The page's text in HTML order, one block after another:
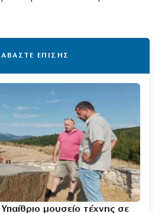
ΕΠΙΣΗΣ
μουσείο τέχνης σε